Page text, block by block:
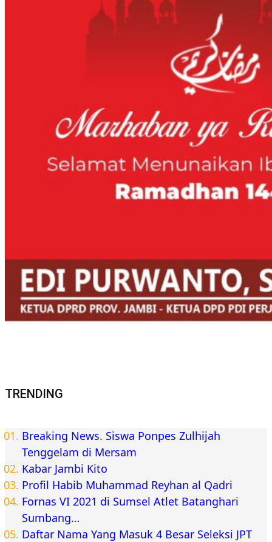
TRENDING
Breaking News. Siswa Ponpes Zulhijah
Tenggelam di Mersam
Kabar Jambi Kito
Profil Habib Muhammad Reyhan al Qadri
Fornas VI 2021 di Sumsel Atlet Batanghari
Sumbang…
Daftar Nama Yang Masuk 4 Besar Seleksi JPT